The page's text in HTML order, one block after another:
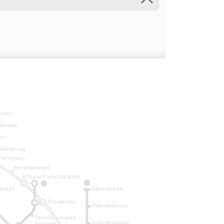
1
Локомотив
сад
Белокаменная
Щёлковская
Первомайская
Измайловская
Бульвар Рокоссовского
Преображенская